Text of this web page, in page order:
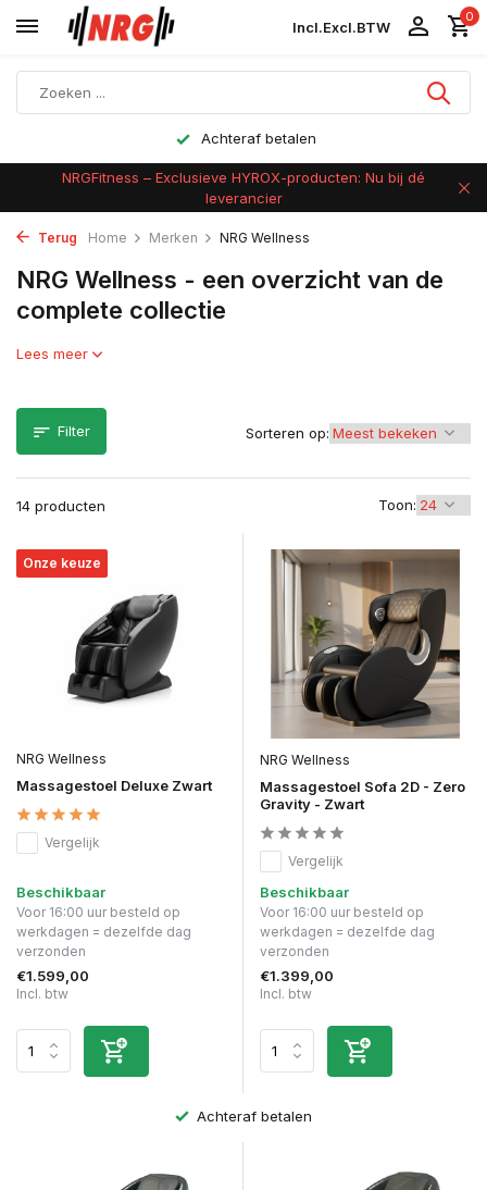
Incl.Excl.BTW
0
Achteraf betalen
NRGFitness – Exclusieve HYROX-producten: Nu bij dé
leverancier
Terug Home Merken NRG Wellness
NRG Wellness - een overzicht van de
complete collectie
Lees meer
Filter
14 producten Toon:
Sorteren op:
Onze keuze
NRG Wellness
Massagestoel Deluxe Zwart
Vergelijk
Beschikbaar
Voor 16:00 uur besteld op
werkdagen = dezelfde dag
verzonden
€1.599,00
Incl. btw
NRG Wellness
Massagestoel Sofa 2D - Zero
Gravity - Zwart
Vergelijk
Beschikbaar
Voor 16:00 uur besteld op
werkdagen = dezelfde dag
verzonden
€1.399,00
Incl. btw
Achteraf betalen